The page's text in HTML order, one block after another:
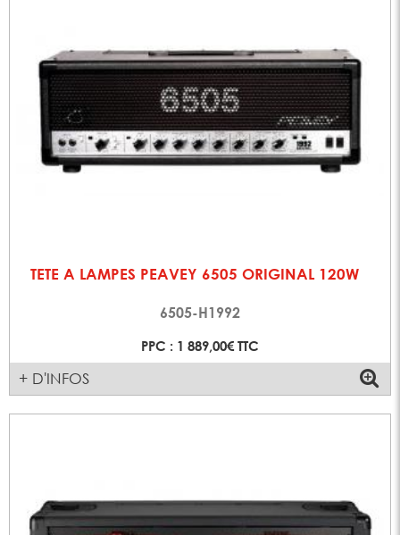
TETE A LAMPES PEAVEY 6505 ORIGINAL 120W
6505-H1992
PPC : 1 889,00€ TTC
+ D'INFOS